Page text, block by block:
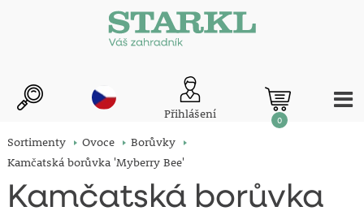
Přihlášení 0
Sortimenty Ovoce
Borůvky
Kamčatská borůvka 'Myberry Bee'
Kamčatská borůvka